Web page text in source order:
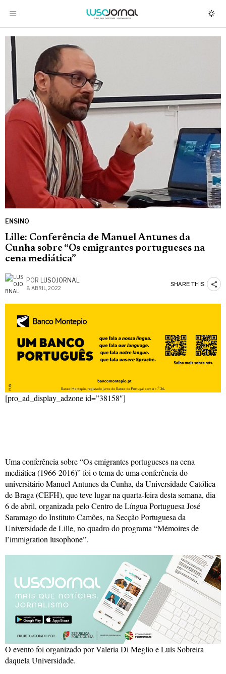
ENSINO
Lille: Conferência de Manuel Antunes da
Cunha sobre “Os emigrantes portugueses na
cena mediática”
POR LUSOJORNAL
8 ABRIL, 2022
SHARE THIS
[pro_ad_display_adzone id=”38158″]
Uma conferência sobre “Os emigrantes portugueses na cena
mediática (1966-2016)” foi o tema de uma conferência do
universitário Manuel Antunes da Cunha, da Universidade Católica
de Braga (CEFH), que teve lugar na quarta-feira desta semana, dia
6 de abril, organizada pelo Centro de Língua Portuguesa José
Saramago do Instituto Camões, na Secção Portuguesa da
Universidade de Lille, no quadro do programa “Mémoires de
l’immigration lusophone”.
O evento foi organizado por Valeria Di Meglio e Luís Sobreira
daquela Universidade.